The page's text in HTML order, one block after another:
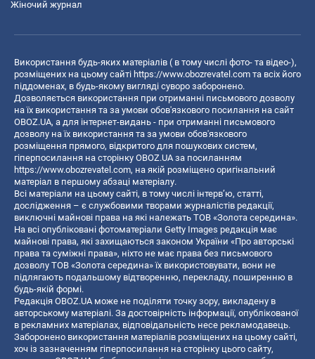
Жіночий журнал
Використання будь-яких матеріалів ( в тому числі фото- та відео-),
розміщених на цьому сайті https://www.obozrevatel.com та всіх його
піддоменах, в будь-якому вигляді суворо заборонено.
Дозволяється використання при отриманні письмового дозволу
на їх використання та за умови обов'язкового посилання на сайт
OBOZ.UA, а для інтернет-видань - при отриманні письмового
дозволу на їх використання та за умови обов'язкового
розміщення прямого, відкритого для пошукових систем,
гіперпосилання на сторінку OBOZ.UA за посиланням
https://www.obozrevatel.com, на якій розміщено оригінальний
матеріал в першому абзаці матеріалу.
Всі матеріали на цьому сайті, в тому числі інтерв’ю, статті,
дослідження – є службовими творами журналістів редакції,
виключні майнові права на які належать ТОВ «Золота середина».
На всі опубліковані фотоматеріали Getty Images редакція має
майнові права, які захищаються законом України «Про авторські
права та суміжні права», ніхто не має права без письмового
дозволу ТОВ «Золота середина» їх використовувати, вони не
підлягають подальшому відтворенню, перекладу, поширенню в
будь-якій формі.
Редакція OBOZ.UA може не поділяти точку зору, викладену в
авторському матеріалі. За достовірність інформації, опублікованої
в рекламних матеріалах, відповідальність несе рекламодавець.
Заборонено використання матеріалів розміщених на цьому сайті,
хоч із зазначенням гіперпосилання на сторінку цього сайту,